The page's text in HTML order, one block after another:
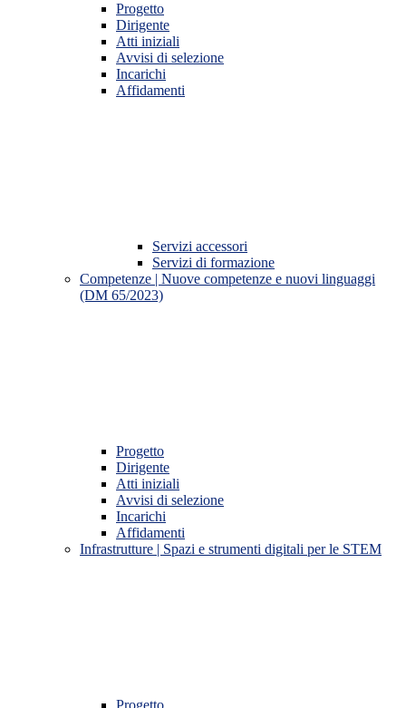
Progetto
Dirigente
Atti iniziali
Avvisi di selezione
Incarichi
Affidamenti
Servizi accessori
Servizi di formazione
Competenze | Nuove competenze e nuovi linguaggi
(DM 65/2023)
Progetto
Dirigente
Atti iniziali
Avvisi di selezione
Incarichi
Affidamenti
Infrastrutture | Spazi e strumenti digitali per le STEM